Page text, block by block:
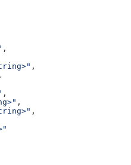
,
,
,
,
,
,